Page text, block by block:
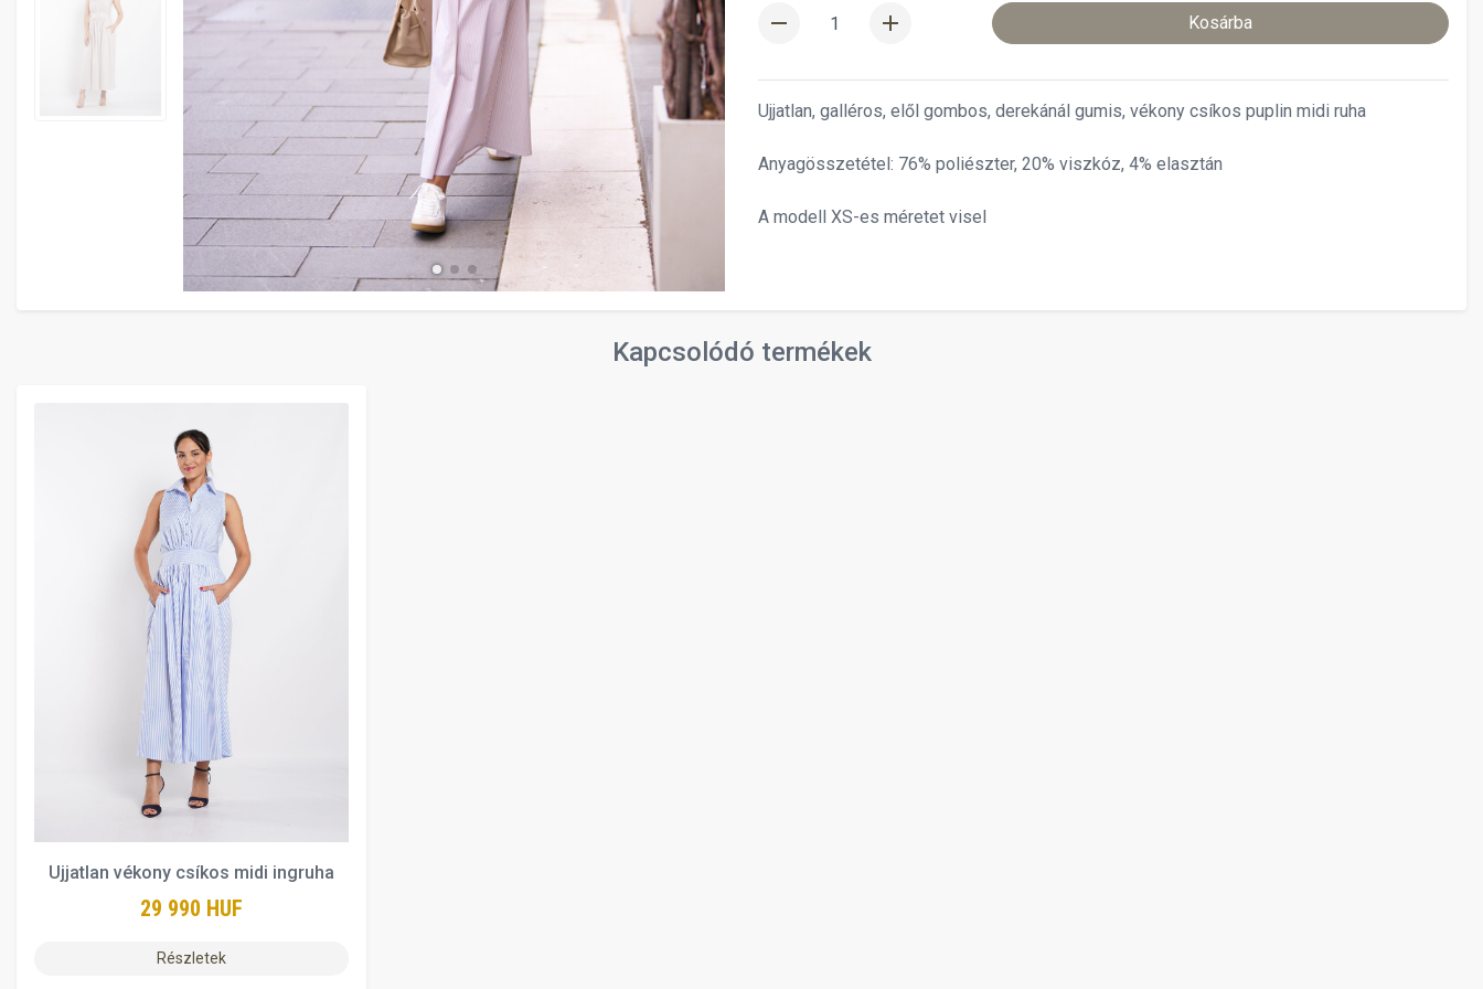
remove add Kosárba
Ujjatlan, galléros, elől gombos, derekánál gumis, vékony csíkos puplin midi ruha
Anyagösszetétel: 76% poliészter, 20% viszkóz, 4% elasztán
A modell XS-es méretet visel
Kapcsolódó termékek
Ujjatlan vékony csíkos midi ingruha
29 990 HUF
Részletek